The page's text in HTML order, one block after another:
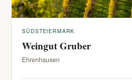
SÜDSTEIERMARK
Weingut Gruber
Ehrenhausen